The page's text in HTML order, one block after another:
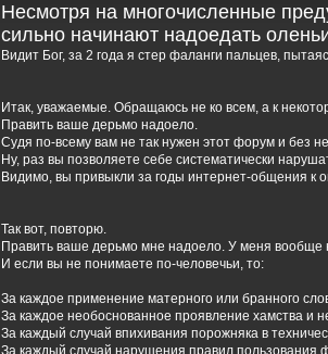
Несмотря на многочисленные
сильно начинают надоедать
Видит Бог, за 2 года я стер фаланги пальцев,
Итак, уважаемые. Обращаюсь не ко всем, а к
Править ваше дерьмо надоело.
Судя по-всему вам не так нужен этот форум и без
Ну, раз вы позволяете себе систематически
Видимо, вы привыкли за годы интернет-общения
Так вот, повторю.
Править ваше дерьмо мне надоело. У меня вообще
И если вы не понимаете по-человечьи, то:
За каждое применение матерного или бранного
За каждое необоснованное проявление хамства и
За каждый случай впихивания порожняка в
За каждый случай нарушения правил пользования